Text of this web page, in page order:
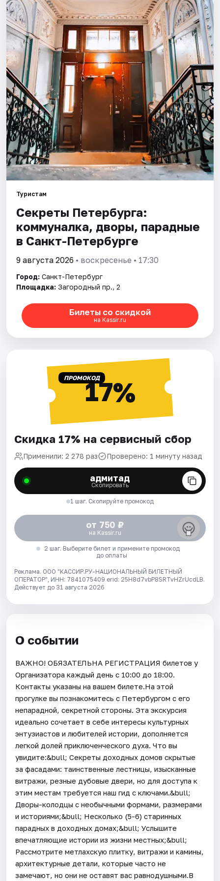
Города
Площадки
Артисты
Рейтинги
Туристам
Секреты Петербурга:
коммуналка, дворы, парадные
в Санкт-Петербурге
9 августа 2026 • воскресенье • 17:30
Город: Санкт-Петербург
Площадка: Загородный пр., 2
Билеты со скидкой
на Kassir.ru
ПРОМОКОД17%
Скидка 17% на сервисный сбор
Применили: 2 278 раз Проверено: 1 минуту назад
адмитад
Скопировать
1 шаг. Скопируйте промокод
от 750 ₽
на Kassir.ru
2 шаг. Выберите билет и примените промокод
до оплаты
Реклама. ООО "КАССИР.РУ-НАЦИОНАЛЬНЫЙ БИЛЕТНЫЙ
ОПЕРАТОР", ИНН: 7841075409 erid: 25H8d7vbP8SRTvHZrUcdLB.
Действует до 31 августа 2026
О событии
ВАЖНО! ОБЯЗАТЕЛЬНА РЕГИСТРАЦИЯ билетов у
Организатора каждый день c 10:00 до 18:00.
Контакты указаны на вашем билете.На этой
прогулке вы познакомитесь с Петербургом с его
непарадной, секретной стороны. Эта экскурсия
идеально сочетает в себе интересы культурных
энтузиастов и любителей истории, дополняется
легкой долей приключенческого духа. Что вы
увидите:&bull; Секреты доходных домов скрытые
за фасадами: таинственные лестницы, изысканные
витражи, резные дубовые двери, но для доступа к
этим местам требуется наш гид с ключами.&bull;
Дворы-колодцы с необычными формами, размерами
и историями;&bull; Несколько (5-6) старинных
парадных в доходных домах;&bull; Услышите
впечатляющие истории из жизни местных;&bull;
Рассмотрите метлахскую плитку, витражи и камины,
архитектурные детали, которые часто не
замечают, но они не оставят вас равнодушными.В